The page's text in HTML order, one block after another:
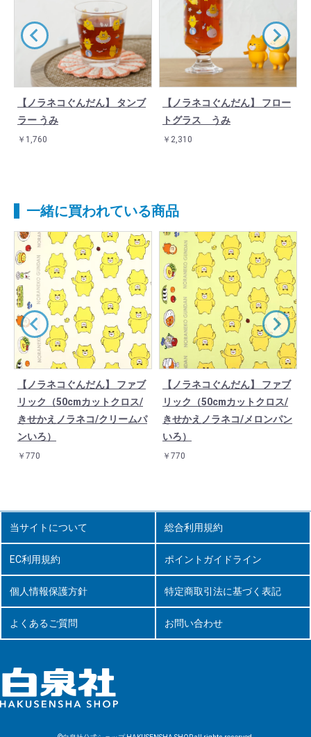
【ノラネコぐんだん】 タンブ
ラー うみ
￥1,760
【ノラネコぐんだん】 フロー
トグラス うみ
￥2,310
一緒に買われている商品
【ノラネコぐんだん】 ファブ
リック（50cmカットクロス/
きせかえノラネコ/クリームパ
ンいろ）
￥770
【ノラネコぐんだん】 ファブ
リック（50cmカットクロス/
きせかえノラネコ/メロンパン
いろ）
￥770
当サイトについて 総合利用規約
EC利用規約 ポイントガイドライン
個人情報保護方針 特定商取引法に基づく表記
よくあるご質問 お問い合わせ